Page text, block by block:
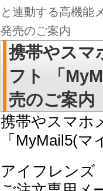
と連動する高機能
発売のご案内
携帯やスマ
フト 「
売のご案内
携帯やスマホ
「MyMail5(
アイフレン